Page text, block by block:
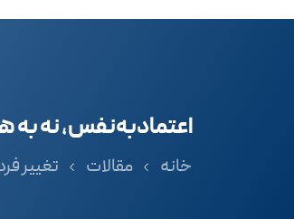
اعتمادبه‌نفس، نه به
خانه مقالات تغییر